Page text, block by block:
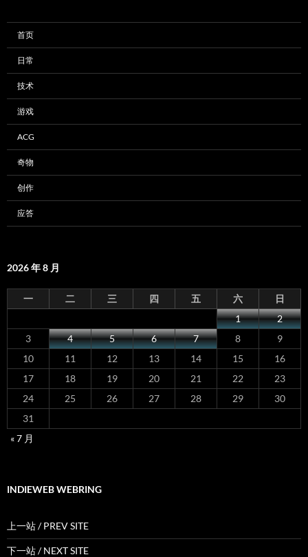
首页
日常
技术
游戏
ACG
奇物
创作
应答
2026 年 8 月
一 二 三 四 五 六
日
1
2
3
4 5 6 7 8
9
10
11 12 13 14 15
16
17
18 19 20 21 22
23
24
25 26 27 28 29
30
31
« 7 月
INDIEWEB WEBRING
上一站 / PREV SITE
下一站 / NEXT SITE